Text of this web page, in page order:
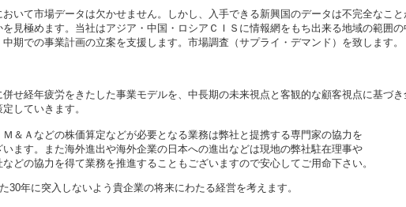
いて市場データは欠かせません。しかし、入手できる新興国のデータは不完全なこ
見極めます。当社はアジア・中国・ロシアＣＩＳに情報網をもち出来る地域の範囲
期での事業計画の立案を支援します。市場調査（サプライ・デマンド）を致します。
せ経年疲労をきたした事業モデルを、中長期の未来視点と客観的な顧客視点に基づ
していきます。
などの株価算定などが必要となる業務は弊社と提携する専門家の協力を
。また海外進出や海外企業の日本への進出などは現地の弊社駐在理事や
協力を得て業務を推進することもございますので安心してご用命下さい。
30年に突入しないよう貴企業の将来にわたる経営を考えます。